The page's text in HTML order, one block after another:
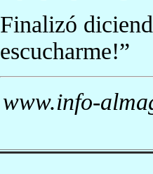
Finalizó
escucharme!”
www.info-